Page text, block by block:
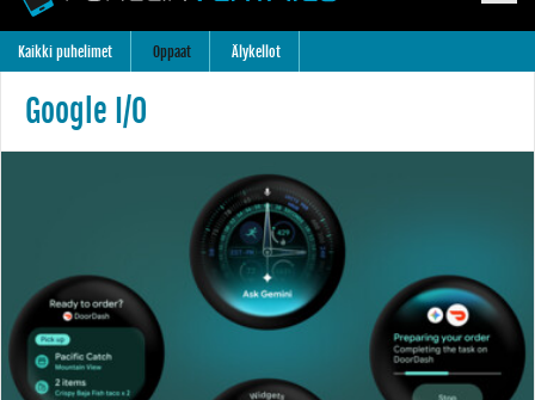
Kaikki puhelimet Oppaat Älykellot
Google I/O